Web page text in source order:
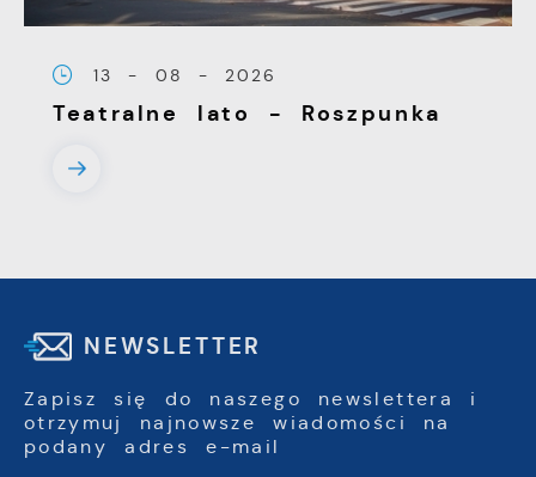
13 - 08 - 2026
Teatralne lato - Roszpunka
NEWSLETTER
Zapisz się do naszego newslettera i
otrzymuj najnowsze wiadomości na
podany adres e-mail